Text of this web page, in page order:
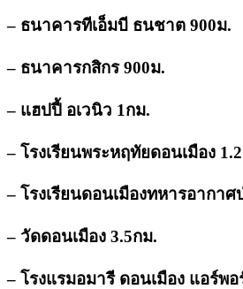
– ธนาคารทีเอ็มบี ธนชาต 900ม.
– ธนาคารกสิกร 900ม.
– แฮปปี้ อเวนิว 1กม.
– โรงเรียนพระหฤทัยดอนเมือง
– โรงเรียนดอนเมืองทหารอากาศ
– วัดดอนเมือง 3.5กม.
– โรงแรมอมารี ดอนเมือง แอร์พอ